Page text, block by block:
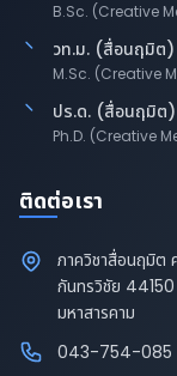
B.Sc. (Creative
วท.ม. (สื่อนฤมิต)
M.Sc. (Creative
ปร.ด. (สื่อนฤมิต)
Ph.D. (Creative
ติดต่อเรา
ภาควิชาสื่อนฤมิต
กันทรวิชัย 44150
มหาสารคาม
043-754-085